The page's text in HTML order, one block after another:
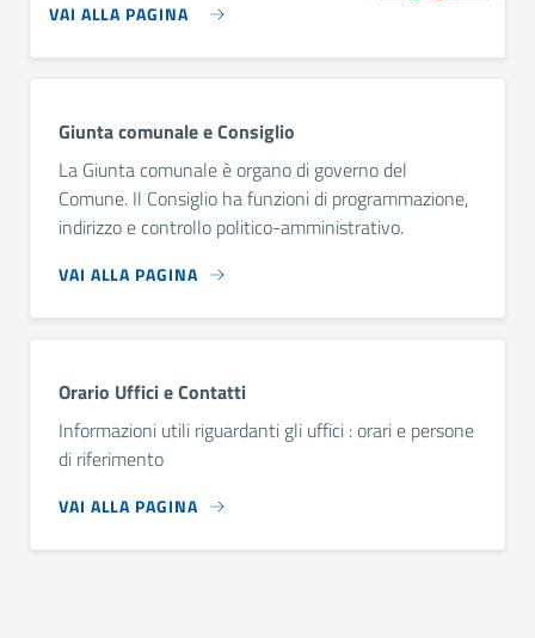
VAI ALLA PAGINA
Giunta comunale e Consiglio
La Giunta comunale è organo di governo del
Comune. Il Consiglio ha funzioni di programmazione,
indirizzo e controllo politico-amministrativo.
VAI ALLA PAGINA
Orario Uffici e Contatti
Informazioni utili riguardanti gli uffici : orari e persone
di riferimento
VAI ALLA PAGINA